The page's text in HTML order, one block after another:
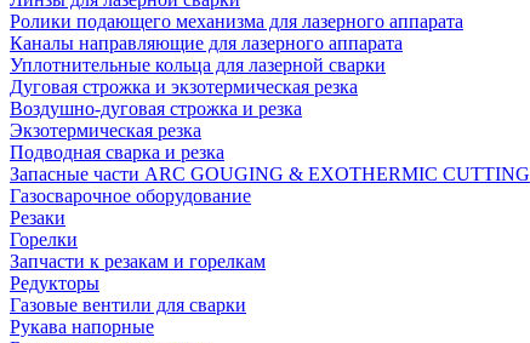
Ролики подающего механизма для лазерного аппарата
Каналы направляющие для лазерного аппарата
Уплотнительные кольца для лазерной сварки
Дуговая строжка и экзотермическая резка
Воздушно-дуговая строжка и резка
Экзотермическая резка
Подводная сварка и резка
Запасные части ARC GOUGING & EXOTHERMIC CUTTING
Газосварочное оборудование
Резаки
Горелки
Запчасти к резакам и горелкам
Редукторы
Газовые вентили для сварки
Рукава напорные